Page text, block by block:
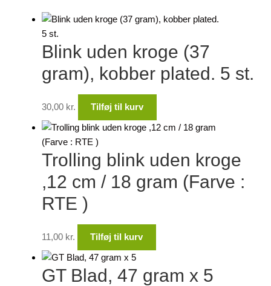
Blink uden kroge (37
gram), kobber plated. 5 st.
30,00 kr. Tilføj til kurv
Trolling blink uden kroge
,12 cm / 18 gram (Farve :
RTE )
11,00 kr. Tilføj til kurv
GT Blad, 47 gram x 5